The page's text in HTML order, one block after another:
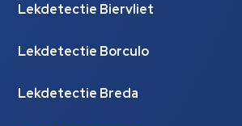
Lekdetectie Biervliet
Lekdetectie Borculo
Lekdetectie Breda